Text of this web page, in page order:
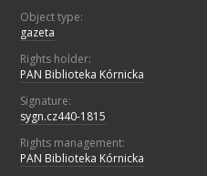
Object type:
gazeta
Rights holder:
PAN Biblioteka Kórnicka
Signature:
sygn.cz440-1815
Rights management:
PAN Biblioteka Kórnicka